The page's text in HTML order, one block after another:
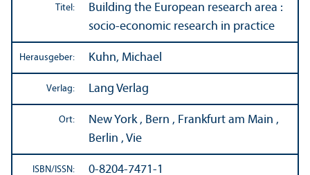
Titel:
Building the European research area :
socio-economic research in practice
Herausgeber: Kuhn, Michael
Verlag: Lang Verlag
Ort:
New York , Bern , Frankfurt am Main ,
Berlin , Vie
ISBN/ ISSN: 0-8204-7471-1